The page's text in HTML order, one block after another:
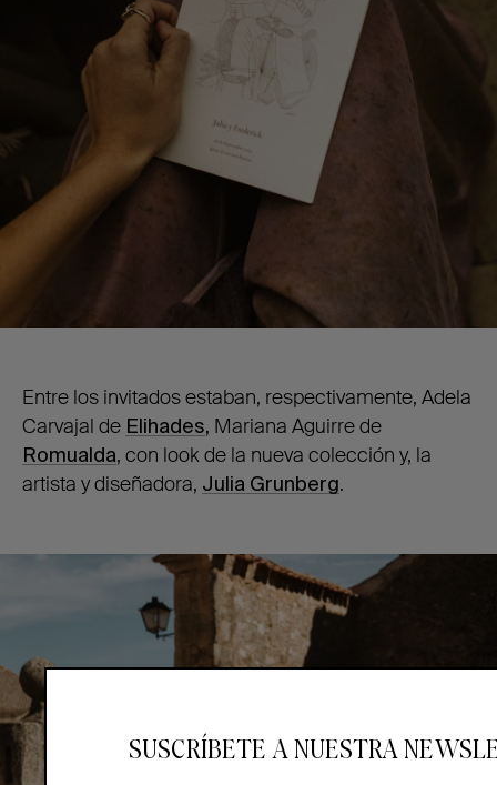
Entre los invitados estaban, respectivamente, Adela
Carvajal de Elihades, Mariana Aguirre de
Romualda, con look de la nueva colección y, la
artista y diseñadora, Julia Grunberg.
SUSCRÍBETE A NUESTRA